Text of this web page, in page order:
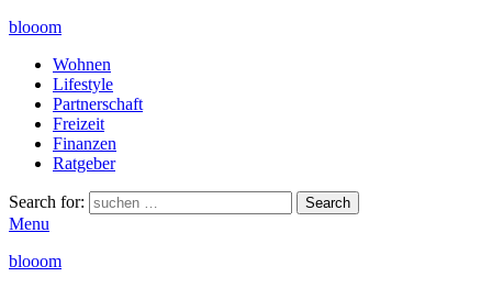
blooom
Wohnen
Lifestyle
Partnerschaft
Freizeit
Finanzen
Ratgeber
Search for: Search
Menu
blooom